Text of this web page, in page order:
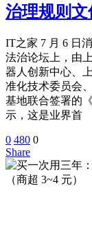
治理规则文
IT之家 7 月 6 日
法治论坛上，由
器人创新中心、
准化技术委员会
基地联合签署的
示，这是业界首
0 480 0
Share